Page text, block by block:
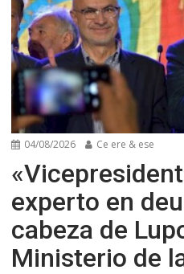
04/08/2026 Ce ere & ese
experto en
cabeza de
Ministerio de